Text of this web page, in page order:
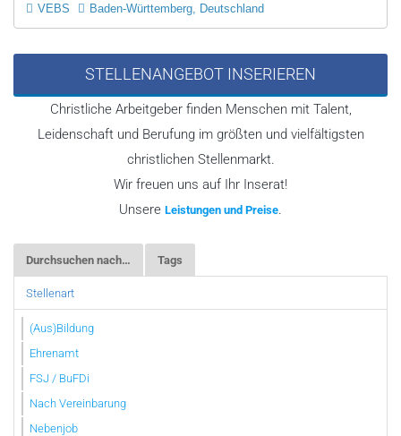
VEBS Baden-Württemberg, Deutschland
STELLENANGEBOT INSERIEREN
Christliche Arbeitgeber finden Menschen mit Talent,
Leidenschaft und Berufung im größten und vielfältigsten
christlichen Stellenmarkt.
Wir freuen uns auf Ihr Inserat!
Unsere Leistungen und Preise.
Durchsuchen nach… Tags
Stellenart
(Aus)Bildung
Ehrenamt
FSJ / BuFDi
Nach Vereinbarung
Nebenjob